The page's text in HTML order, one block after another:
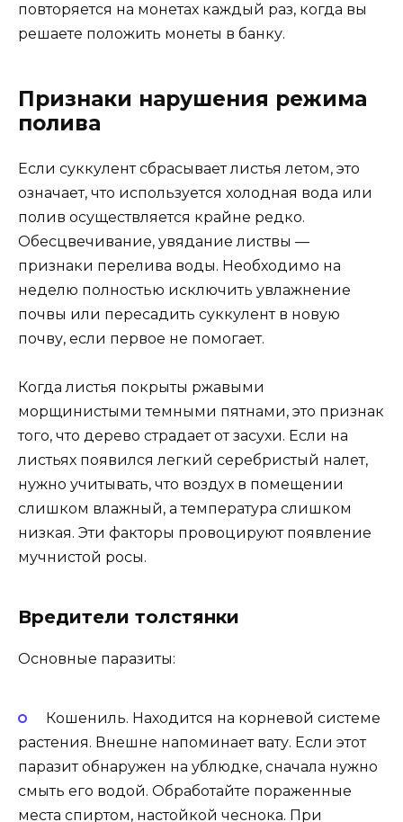
повторяется на монетах каждый раз, когда вы
решаете положить монеты в банку.
Признаки нарушения режима
полива
Если суккулент сбрасывает листья летом, это
означает, что используется холодная вода или
полив осуществляется крайне редко.
Обесцвечивание, увядание листвы —
признаки перелива воды. Необходимо на
неделю полностью исключить увлажнение
почвы или пересадить суккулент в новую
почву, если первое не помогает.
Когда листья покрыты ржавыми
морщинистыми темными пятнами, это признак
того, что дерево страдает от засухи. Если на
листьях появился легкий серебристый налет,
нужно учитывать, что воздух в помещении
слишком влажный, а температура слишком
низкая. Эти факторы провоцируют появление
мучнистой росы.
Вредители толстянки
Основные паразиты:
Кошениль. Находится на корневой системе
растения. Внешне напоминает вату. Если этот
паразит обнаружен на ублюдке, сначала нужно
смыть его водой. Обработайте пораженные
места спиртом, настойкой чеснока. При